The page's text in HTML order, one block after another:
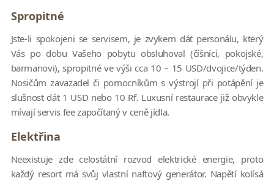
Spropitné
Jste-li spokojeni se servisem, je zvykem dát personálu, který
Vás po dobu Vašeho pobytu obsluhoval (číšníci, pokojské,
barmanovi), spropitné ve výši cca 10 – 15 USD/dvojice/týden.
Nosičům zavazadel či pomocníkům s výstrojí při potápění je
slušnost dát 1 USD nebo 10 Rf. Luxusní restaurace již obvykle
mívají servis fee započítaný v ceně jídla.
Elektřina
Neexistuje zde celostátní rozvod elektrické energie, proto
každý resort má svůj vlastní naftový generátor. Napětí kolísá